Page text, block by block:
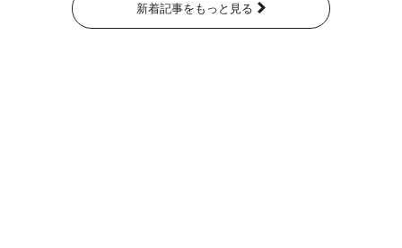
新着記事をもっと見る